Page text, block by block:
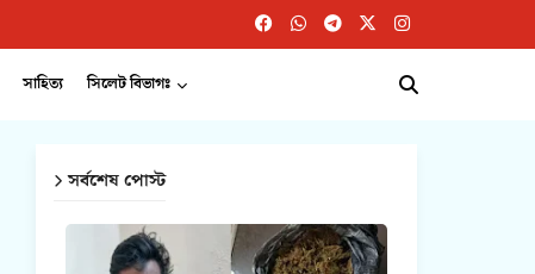
সাহিত্য সিলেট বিভাগঃ
সর্বশেষ পোস্ট